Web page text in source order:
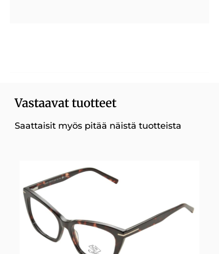
Vastaavat tuotteet
Saattaisit myös pitää näistä tuotteista